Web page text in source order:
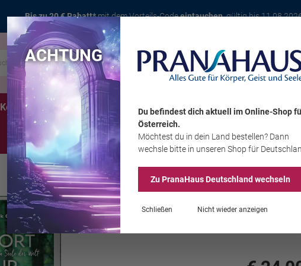
Bis zu 20 € Rabatt*mit dem Vorteils-Codeeintauchen, gültig bis
Karte
Kerzen Schmuck Edelsteine Wohnambiente
Sale
Jennie Appel/
ACHTUNG
Du befindest dich aktuell im Online-Shop
Österreich.
Möchtest du in dein Land bestellen? Dann
wechsle bitte in unseren Shop für
Zu PranaHausDeutschland wechseln
Schließen Nicht wieder anzeigen